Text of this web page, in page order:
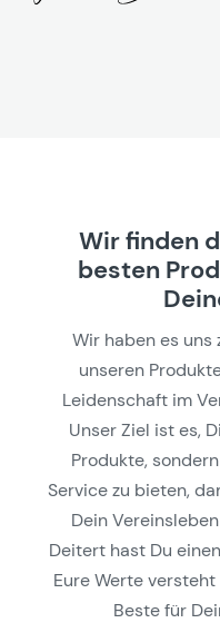
Wir finden
besten
Wir haben es
unseren
Leidenschaft im
Unser Ziel ist es,
Produkte,
Service zu bieten,
Dein
Deitert hast Du
Eure Werte
Beste für